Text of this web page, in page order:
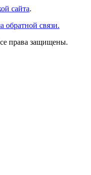
сайта.
обратной связи.
права защищены.